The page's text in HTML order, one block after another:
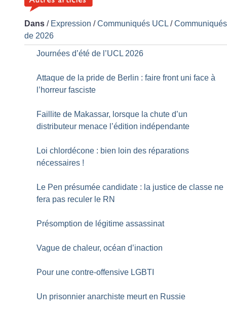
Dans / Expression /Communiqués UCL /Communiqués
de 2026
Journées d’été de l’UCL 2026
Attaque de la pride de Berlin : faire front uni face à
l’horreur fasciste
Faillite de Makassar, lorsque la chute d’un
distributeur menace l’édition indépendante
Loi chlordécone : bien loin des réparations
nécessaires !
Le Pen présumée candidate : la justice de classe ne
fera pas reculer le RN
Présomption de légitime assassinat
Vague de chaleur, océan d’inaction
Pour une contre-offensive LGBTI
Un prisonnier anarchiste meurt en Russie